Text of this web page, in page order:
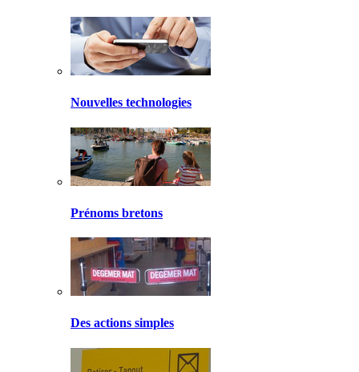
Nouvelles technologies
Prénoms bretons
Des actions simples